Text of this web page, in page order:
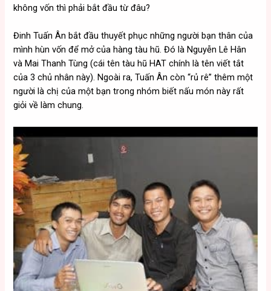
không vốn thì phải bắt đầu từ đâu?
Đinh Tuấn Ân bắt đầu thuyết phục những người bạn thân của
mình hùn vốn để mở của hàng tàu hũ. Đó là Nguyễn Lê Hân
và Mai Thanh Tùng (cái tên tàu hũ HAT chính là tên viết tắt
của 3 chủ nhân này). Ngoài ra, Tuấn Ân còn “rủ rê” thêm một
người là chị của một bạn trong nhóm biết nấu món này rất
giỏi về làm chung.